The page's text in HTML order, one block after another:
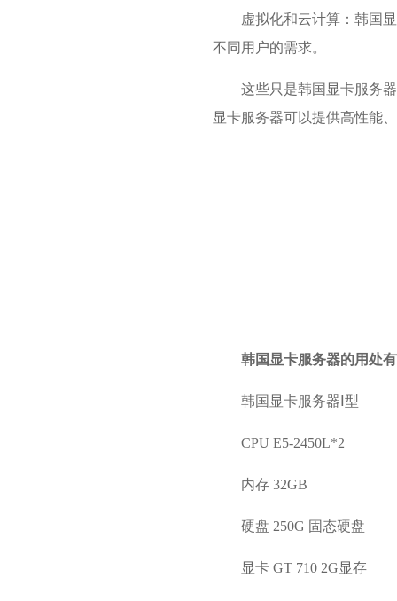
虚拟化和云计算：韩国
不同用户的需求。
这些只是韩国显卡服务
显卡服务器可以提供高性能
韩国显卡服务器的用处
韩国显卡服务器Ⅰ型
CPU E5-2450L*2
内存 32GB
硬盘 250G 固态硬盘
显卡 GT 710 2G显存